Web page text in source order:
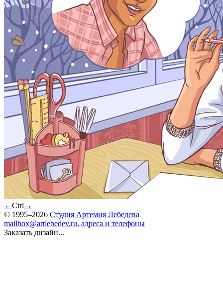
←Ctrl →
© 1995–2026 Студия Артемия Лебедева
mailbox@artlebedev.ru, адреса и телефоны
Заказать дизайн...